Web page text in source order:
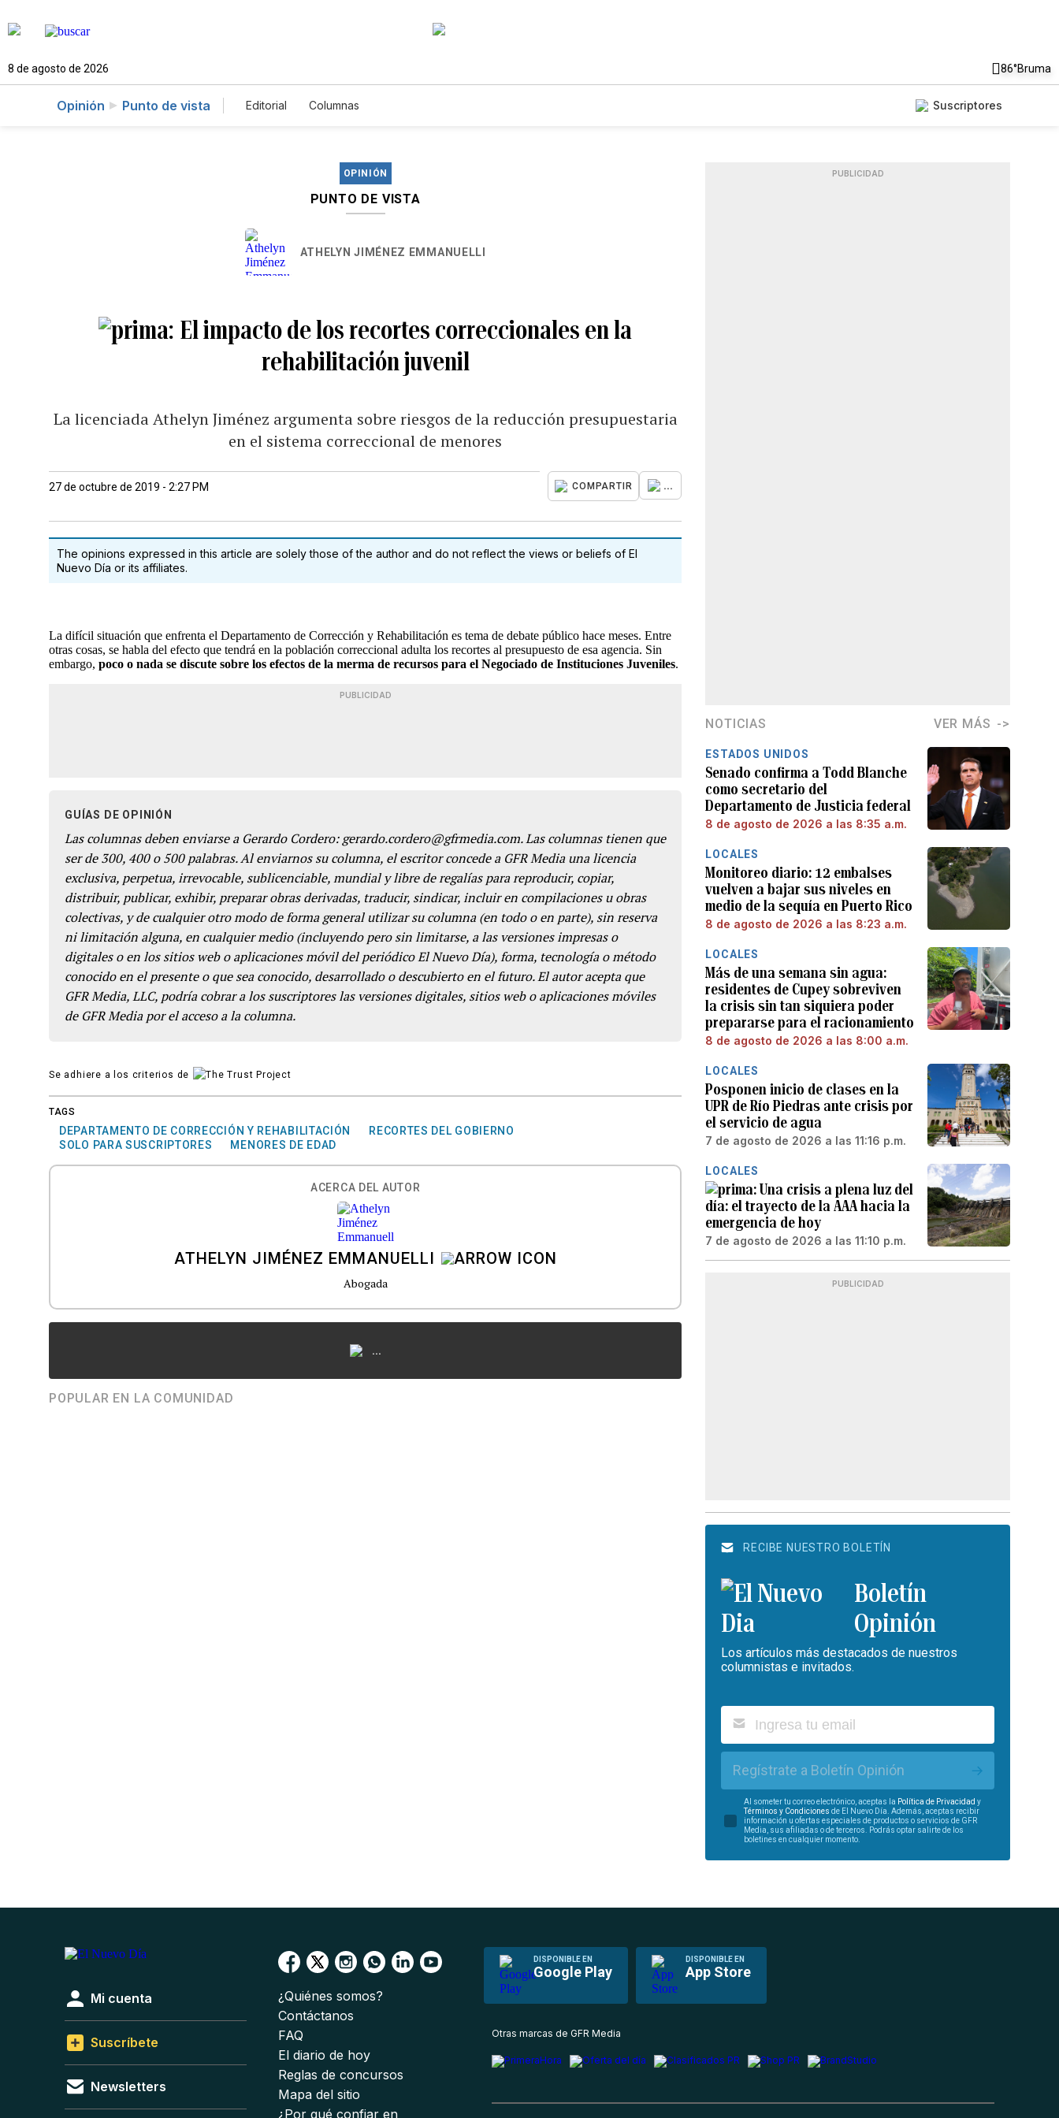
8 de agosto de 2026 86°Bruma
Opinión Punto de vista Editorial Columnas Suscriptores
OPINIÓN
PUNTO DE VISTA
ATHELYN JIMÉNEZ EMMANUELLI
El impacto de los recortes correccionales en la
rehabilitación juvenil
La licenciada Athelyn Jiménez argumenta sobre riesgos de la reducción presupuestaria
en el sistema correccional de menores
27 de octubre de 2019 - 2:27 PM COMPARTIR ...
The opinions expressed in this article are solely those of the author and do not reflect the views or beliefs of El
Nuevo Día or its affiliates.
La difícil situación que enfrenta el Departamento de Corrección y Rehabilitación es tema de debate público hace meses. Entre
otras cosas, se habla del efecto que tendrá en la población correccional adulta los recortes al presupuesto de esa agencia. Sin
embargo,poco o nada se discute sobre los efectos de la merma de recursos para el Negociado de Instituciones Juveniles.
PUBLICIDAD
GUÍAS DE OPINIÓN
Las columnas deben enviarse a Gerardo Cordero: gerardo.cordero@gfrmedia.com. Las columnas tienen que
ser de 300, 400 o 500 palabras. Al enviarnos su columna, el escritor concede a GFR Media una licencia
exclusiva, perpetua, irrevocable, sublicenciable, mundial y libre de regalías para reproducir, copiar,
distribuir, publicar, exhibir, preparar obras derivadas, traducir, sindicar, incluir en compilaciones u obras
colectivas, y de cualquier otro modo de forma general utilizar su columna (en todo o en parte), sin reserva
ni limitación alguna, en cualquier medio (incluyendo pero sin limitarse, a las versiones impresas o
digitales o en los sitios web o aplicaciones móvil del periódico El Nuevo Día), forma, tecnología o método
conocido en el presente o que sea conocido, desarrollado o descubierto en el futuro. El autor acepta que
GFR Media, LLC, podría cobrar a los suscriptores las versiones digitales, sitios web o aplicaciones móviles
de GFR Media por el acceso a la columna.
Se adhiere a los criterios de
TAGS
DEPARTAMENTO DE CORRECCIÓN Y REHABILITACIÓN
RECORTES DEL GOBIERNO
SOLO PARA SUSCRIPTORES
MENORES DE EDAD
ACERCA DEL AUTOR
ATHELYN JIMÉNEZ EMMANUELLI
Abogada
...
POPULAR EN LA COMUNIDAD
PUBLICIDAD
NOTICIAS VER MÁS
ESTADOS UNIDOS
Senado confirma a Todd Blanche
como secretario del
Departamento de Justicia federal
8 de agosto de 2026 a las 8:35 a.m.
LOCALES
Monitoreo diario: 12 embalses
vuelven a bajar sus niveles en
medio de la sequía en Puerto Rico
8 de agosto de 2026 a las 8:23 a.m.
LOCALES
Más de una semana sin agua:
residentes de Cupey sobreviven
la crisis sin tan siquiera poder
prepararse para el racionamiento
8 de agosto de 2026 a las 8:00 a.m.
LOCALES
Posponen inicio de clases en la
UPR de Río Piedras ante crisis por
el servicio de agua
7 de agosto de 2026 a las 11:16 p.m.
LOCALES
Una crisis a plena luz del
día: el trayecto de la AAA hacia la
emergencia de hoy
7 de agosto de 2026 a las 11:10 p.m.
PUBLICIDAD
RECIBE NUESTRO BOLETÍN
Boletín
Opinión
Los artículos más destacados de nuestros
columnistas e invitados.
Regístrate a Boletín Opinión
Al someter tu correo electrónico, aceptas la Política de Privacidad y
Términos y Condiciones de El Nuevo Día. Además, aceptas recibir
información u ofertas especiales de productos o servicios de GFR
Media, sus afiliadas o de terceros. Podrás optar salirte de los
boletines en cualquier momento.
DISPONIBLE EN
Google Play
DISPONIBLE EN
App Store
Mi cuenta
Suscríbete
Newsletters
¿Quiénes somos?
Contáctanos
FAQ
El diario de hoy
Reglas de concursos
Mapa del sitio
¿Por qué confiar en
Otras marcas de GFR Media